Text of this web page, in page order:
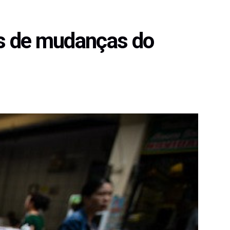
de mudanças do